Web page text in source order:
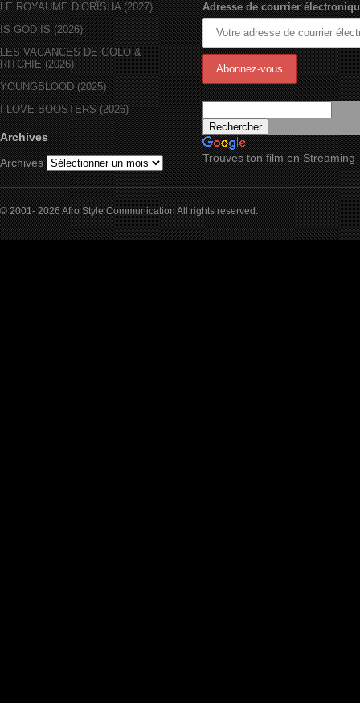
LE ROYAUME D’ORÏSHA (2027)
IS GOD IS (2026)
LES VACANCES DE GOLO &
RITCHIE (2026)
YOUNGBLOOD (2025)
I LOVE BOOSTERS (2026)
Archives
Archives
Adresse de courrier
Trouves ton film en Streaming
© 2001- 2026 Afro Style Communication All rights reserved.